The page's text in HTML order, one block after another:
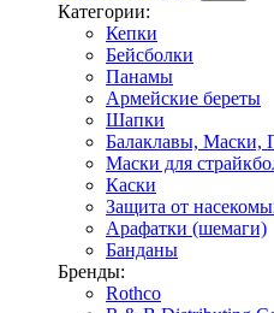
Категории:
Кепки
Бейсболки
Панамы
Армейские береты
Шапки
Балаклавы, Маски,
Маски для
Каски
Защита от
Арафатки (шемаги)
Банданы
Бренды:
Rothco